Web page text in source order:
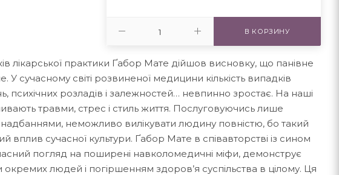
В КОРЗИНУ
лікарської практики Ґабор Мате дійшов висновку, що панівне
У сучасному світі розвиненої медицини кількість випадків
психічних розладів і залежностей… невпинно зростає. На наші
травми, стрес і стиль життя. Послуговуючись лише
надбаннями, неможливо вилікувати людину повністю, бо такий
вплив сучасної культури. Ґабор Мате в співавторстві із сином
погляд на поширені навколомедичні міфи, демонструє
окремих людей і погіршенням здоров’я суспільства в цілому. Ця